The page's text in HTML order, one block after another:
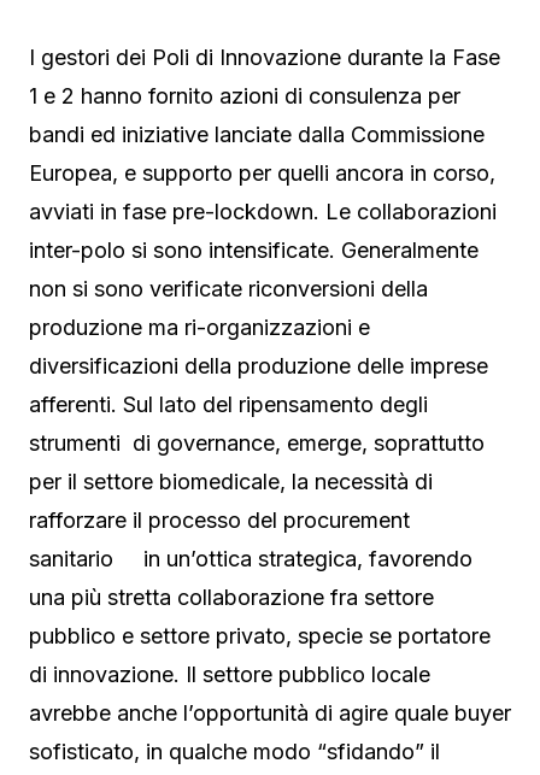
I gestori dei Poli di Innovazione durante la Fase
1 e 2 hanno fornito azioni di consulenza per
bandi ed iniziative lanciate dalla Commissione
Europea, e supporto per quelli ancora in corso,
avviati in fase pre-lockdown. Le collaborazioni
inter-polo si sono intensificate. Generalmente
non si sono verificate riconversioni della
produzione ma ri-organizzazioni e
diversificazioni della produzione delle imprese
afferenti. Sul lato del ripensamento degli
strumenti di governance, emerge, soprattutto
per il settore biomedicale, la necessità di
rafforzare il processo del procurement
sanitario in un’ottica strategica, favorendo
una più stretta collaborazione fra settore
pubblico e settore privato, specie se portatore
di innovazione. Il settore pubblico locale
avrebbe anche l’opportunità di agire quale buyer
sofisticato, in qualche modo “sfidando” il